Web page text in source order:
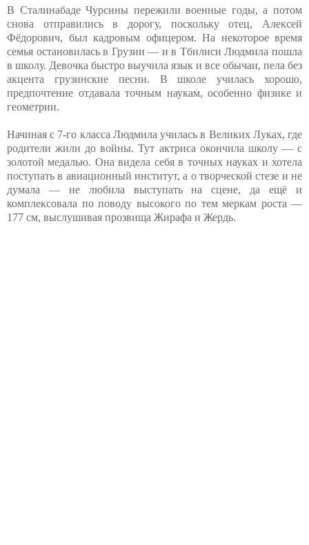
В Сталинабаде Чурсины пережили военные годы, а потом
снова отправились в дорогу, поскольку отец, Алексей
Фёдорович, был кадровым офицером. На некоторое время
семья остановилась в Грузии — и в Тбилиси Людмила пошла
в школу. Девочка быстро выучила язык и все обычаи, пела без
акцента грузинские песни. В школе училась хорошо,
предпочтение отдавала точным наукам, особенно физике и
геометрии.
Начиная с 7-го класса Людмила училась в Великих Луках, где
родители жили до войны. Тут актриса окончила школу — с
золотой медалью. Она видела себя в точных науках и хотела
поступать в авиационный институт, а о творческой стезе и не
думала — не любила выступать на сцене, да ещё и
комплексовала по поводу высокого по тем меркам роста —
177 см, выслушивая прозвища Жирафа и Жердь.